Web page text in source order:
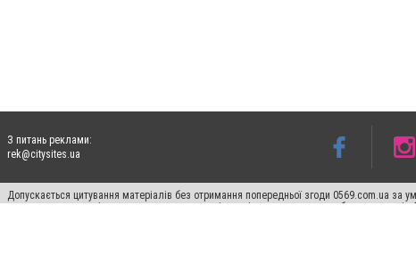
З питань реклами:
rek@citysites.ua
Допускається цитування матеріалів без отримання попередньої згоди 0569.com.ua
пошукових систем гіперпосилання на цитовані статті не нижче другого абзацу в